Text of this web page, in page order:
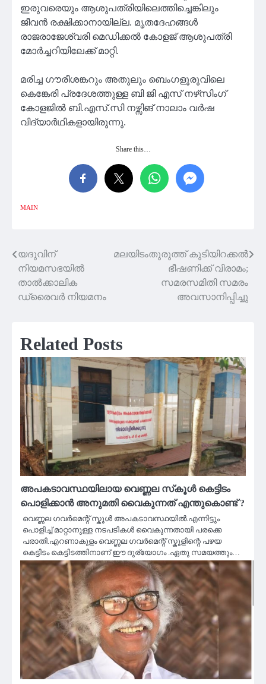
ഇരുവരെയും ആശുപത്രിയിലെത്തിച്ചെങ്കിലും
ജീവൻ രക്ഷിക്കാനായില്ല. മൃതദേഹങ്ങൾ
രാജരാജേശ്വരി മെഡിക്കൽ കോളജ് ആശുപത്രി
മോർച്ചറിയിലേക്ക് മാറ്റി.
മരിച്ച ഗൗരീശങ്കറും അതുലും ബെംഗളൂരുവിലെ
കെങ്കേരി പ്രദേശത്തുള്ള ബി ജി എസ് നഴ്‌സിംഗ്
കോളജിൽ ബി.എസ്.സി നഴ്സിങ് നാലാം വർഷ
വിദ്യാർഥികളായിരുന്നു.
Share this…
MAIN
Post
navigation
യദുവിന്
നിയമസഭയിൽ
താൽക്കാലിക
ഡ്രൈവർ നിയമനം
മലയിടംതുരുത്ത് കുടിയിറക്കൽ
ഭീഷണിക്ക് വിരാമം;
സമരസമിതി സമരം
അവസാനിപ്പിച്ചു
Related Posts
അപകടാവസ്ഥയിലായ വെണ്ണല സ്‌കൂൾ കെട്ടിടം
പൊളിക്കാൻ അനുമതി വൈകുന്നത് എന്തുകൊണ്ട് ?
വെണ്ണല ഗവർമെന്റ് സ്കൂൾ അപകടാവസ്ഥയിൽ.എന്നിട്ടും
പൊളിച്ച് മാറ്റാനുള്ള നടപടികൾ വൈകുന്നതായി പരക്കെ
പരാതി.എറണാകുളം വെണ്ണല ഗവർമെന്റ് സ്കൂളിന്റെ പഴയ
കെട്ടിടം കെട്ടിടത്തിനാണ് ഈ ദുര്യോഗം .ഏതു സമയത്തും…